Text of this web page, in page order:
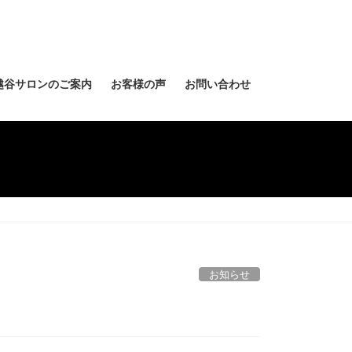
谷サロンのご案内 お客様の声 お問い合わせ
お知らせ